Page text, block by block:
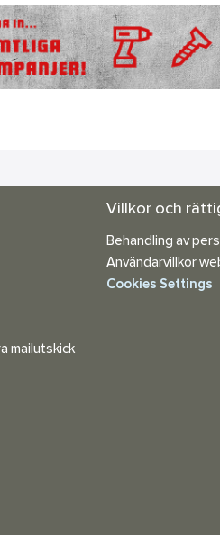
mailutskick
Villkor och
Behandling av
Användarvillkor
Cookies Settings